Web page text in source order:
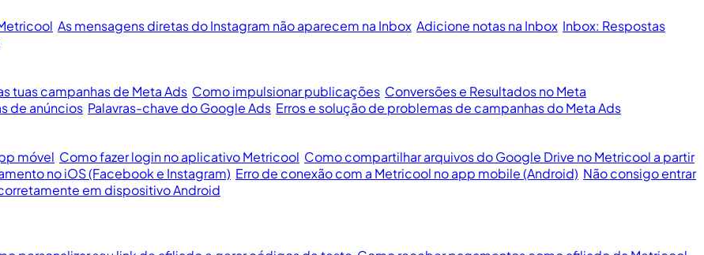
As mensagens diretas do Instagram não aparecem na Inbox Adicione notas na Inbox Inbox: Respostas
tuas campanhas de Meta Ads Como impulsionar publicações Conversões e Resultados no Meta
de anúncios Palavras-chave do Google Ads Erros e solução de problemas de campanhas do Meta Ads
móvel Como fazer login no aplicativo Metricool Como compartilhar arquivos do Google Drive no Metricool a partir
no iOS (Facebook e Instagram) Erro de conexão com a Metricool no app mobile (Android) Não consigo entrar
em dispositivo Android